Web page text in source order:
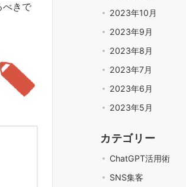
べきで
2023年10月
2023年9月
2023年8月
2023年7月
2023年6月
2023年5月
カテゴリー
ChatGPT活用術
SNS集客